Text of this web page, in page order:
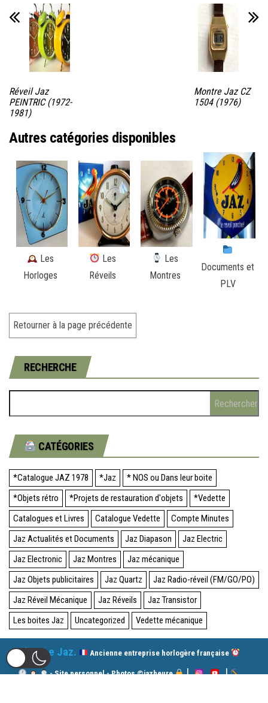
Réveil Jaz
PEINTRIC (1972-
1981)
Montre Jaz CZ
1504 (1976)
Autres catégories disponibles
Les
Horloges
Les
Réveils
Les
Montres
Documents et
PLV
RECHERCHE
CATÉGORIES
*Catalogue JAZ 1978 *Jaz
* NOS ou Dans leur boite
*Objets rétro
*Projets de restauration d'objets
*Vedette
Catalogues et Livres
Catalogue Vedette
Compte Minutes
Jaz Actualités et Documents
Jaz Diapason
Jaz Electric
Jaz Electronic
Jaz Montres
Jaz mécanique
Jaz Objets publicitaires
Jaz Quartz
Jaz Radio-réveil (FM/GO/PO)
Jaz Réveil Mécanique
Jaz Réveils
Jaz Transistor
Les boites Jaz
Uncategorized Vedette mécanique
Oh! Une Jaz. Ancienne entreprise horlogère française
- Site personnel - Photos ©jazheure | |